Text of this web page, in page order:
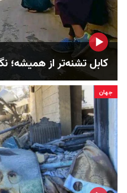
کابل تشنه‌تر از همیشه؛
جهان